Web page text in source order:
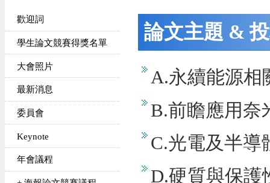
歡迎詞
學生論文競賽得獎名單
大會照片
最新消息
委員會
Keynote
年會議程
論文主題 &
A.永續能源相
B.前瞻應用奈
C.光電及半導
D.硬質與保護